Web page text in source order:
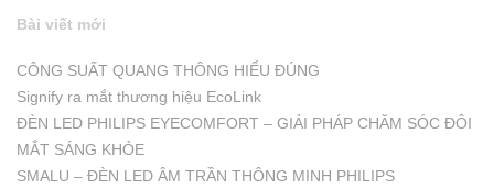
Bài viết mới
CÔNG SUẤT QUANG THÔNG HIỂU ĐÚNG
Signify ra mắt thương hiệu EcoLink
ĐÈN LED PHILIPS EYECOMFORT – GIẢI PHÁP CHĂM SÓC ĐÔI
MẮT SÁNG KHỎE
SMALU – ĐÈN LED ÂM TRẦN THÔNG MINH PHILIPS